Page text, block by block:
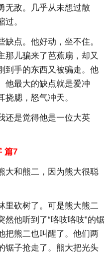
无敌。几乎从未想过散
。
点。他好动，坐不住。
那儿骗来了芭蕉扇，却又
到手的东西又被骗走。他
他最大的缺点就是爱冲
腮，怒气冲天。
还是觉得他是一位大英
篇7
大和熊二，因为熊大很聪
里砍树了。可是熊大熊二
他听到了“咯吱咯吱”的锯
把熊二也叫醒了。他们两
锯子抢走了。熊大把光头